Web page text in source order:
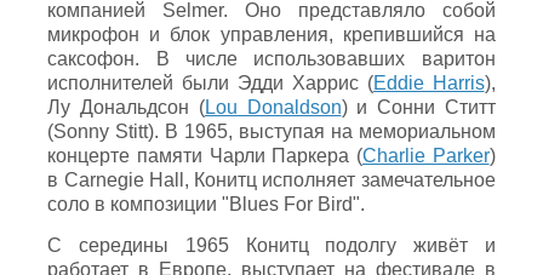
компанией Selmer. Оно представляло собой
микрофон и блок управления, крепившийся на
саксофон. В числе использовавших варитон
исполнителей были Эдди Харрис (Eddie Harris),
Лу Дональдсон (Lou Donaldson) и Сонни Ститт
(Sonny Stitt). В 1965, выступая на мемориальном
концерте памяти Чарли Паркера (Charlie Parker)
в Carnegie Hall, Конитц исполняет замечательное
соло в композиции "Blues For Bird".
С середины 1965 Конитц подолгу живёт и
работает в Европе, выступает на фестивале в